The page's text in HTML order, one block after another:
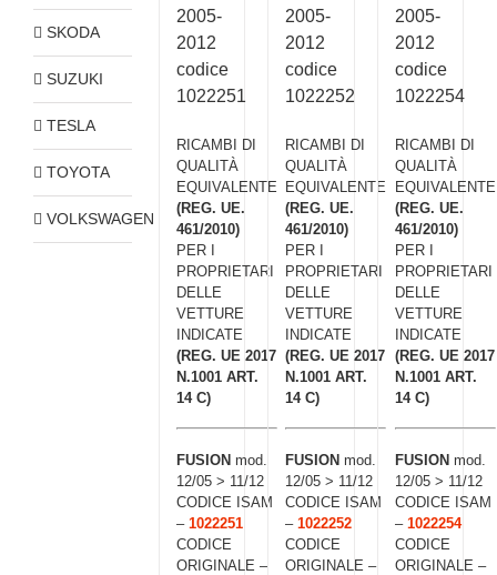
2005-
2012
codice
1022251
RICAMBI DI
QUALITÀ
EQUIVALENTE
(REG. UE.
461/2010)
PER I
PROPRIETARI
DELLE
VETTURE
INDICATE
(REG. UE 2017
N.1001 ART.
14 C)
FUSION mod.
12/05 > 11/12
CODICE ISAM
– 1022251
CODICE
ORIGINALE –
2005-
2012
codice
1022252
RICAMBI DI
QUALITÀ
EQUIVALENTE
(REG. UE.
461/2010)
PER I
PROPRIETARI
DELLE
VETTURE
INDICATE
(REG. UE 2017
N.1001 ART.
14 C)
FUSIONmod.
12/05 > 11/12
CODICE ISAM
–1022252
CODICE
ORIGINALE –
2005-
2012
codice
1022254
RICAMBI DI
QUALITÀ
EQUIVALENTE
(REG. UE.
461/2010)
PER I
PROPRIETARI
DELLE
VETTURE
INDICATE
(REG. UE 2017
N.1001 ART.
14 C)
FUSION mod.
12/05 > 11/12
CODICE ISAM
– 1022254
CODICE
ORIGINALE –
SKODA
SUZUKI
TESLA
TOYOTA
VOLKSWAGEN